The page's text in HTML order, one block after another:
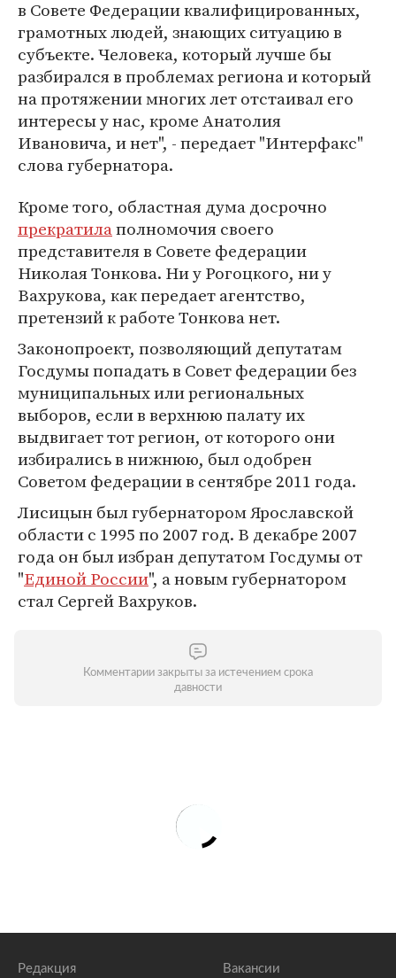
в Совете Федерации квалифицированных,
грамотных людей, знающих ситуацию в
субъекте. Человека, который лучше бы
разбирался в проблемах региона и который
на протяжении многих лет отстаивал его
интересы у нас, кроме Анатолия
Ивановича, и нет", - передает "Интерфакс"
слова губернатора.
Кроме того, областная дума досрочно
прекратилаполномочия своего
представителя в Совете федерации
Николая Тонкова. Ни у Рогоцкого, ни у
Вахрукова, как передает агентство,
претензий к работе Тонкова нет.
Законопроект, позволяющий депутатам
Госдумы попадать в Совет федерации без
муниципальных или региональных
выборов, если в верхнюю палату их
выдвигает тот регион, от которого они
избирались в нижнюю, был одобрен
Советом федерации в сентябре 2011 года.
Лисицын был губернатором Ярославской
области с 1995 по 2007 год. В декабре 2007
года он был избран депутатом Госдумы от
"Единой России", а новым губернатором
стал Сергей Вахруков.
Комментарии закрыты за истечением срока
давности
Редакция Вакансии